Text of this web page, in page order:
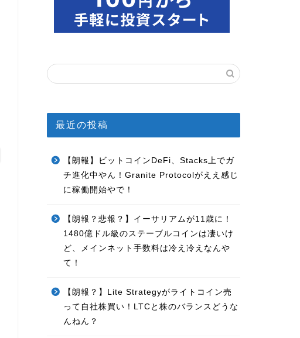
最近の投稿
【朗報】ビットコインDeFi、Stacks上でガ
チ進化中やん！Granite Protocolがええ感じ
に稼働開始やで！
【朗報？悲報？】イーサリアムが11歳に！
1480億ドル級のステーブルコインは凄いけ
ど、メインネット手数料は冷え冷えなんや
て！
【朗報？】Lite Strategyがライトコイン売
って自社株買い！LTCと株のバランスどうな
んねん？